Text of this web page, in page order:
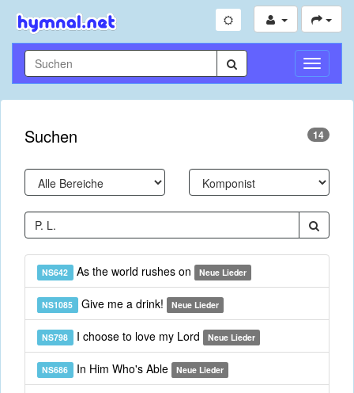
Suchen 14
NS642 As the world rushes on Neue Lieder
NS1085 Give me a drink! Neue Lieder
NS798 I choose to love my Lord Neue Lieder
NS686 In Him Who's Able Neue Lieder